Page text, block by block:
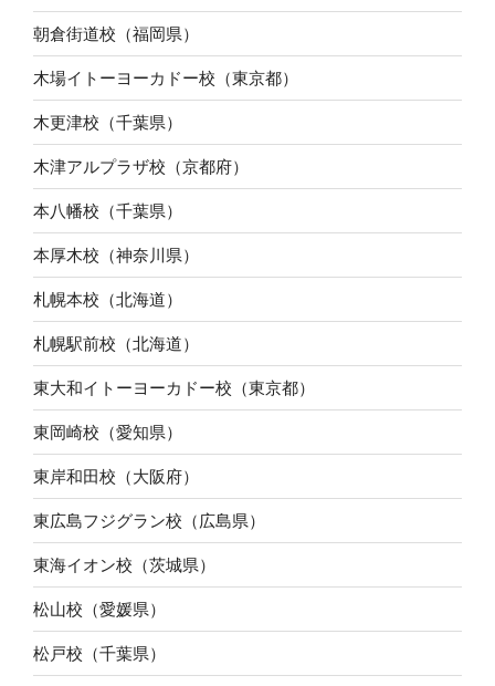
朝倉街道校（福岡県）
木場イトーヨーカドー校（東京都）
木更津校（千葉県）
木津アルプラザ校（京都府）
本八幡校（千葉県）
本厚木校（神奈川県）
札幌本校（北海道）
札幌駅前校（北海道）
東大和イトーヨーカドー校（東京都）
東岡崎校（愛知県）
東岸和田校（大阪府）
東広島フジグラン校（広島県）
東海イオン校（茨城県）
松山校（愛媛県）
松戸校（千葉県）